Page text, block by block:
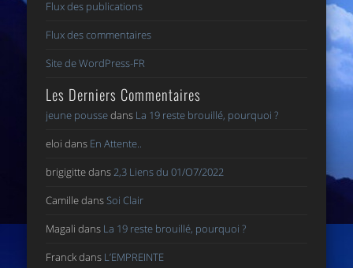
Flux des publications
Flux des commentaires
Site de WordPress-FR
Les Derniers Commentaires
jeune poussedans La 19 reste brouillé, pourquoi ?
eloi dans En Attente..
brigigittedans2,3 Liens du 01/O7/2022
CamilledansSoi Clair
Magali dans La 19 reste brouillé, pourquoi ?
Franckdans L’EMPREINTE